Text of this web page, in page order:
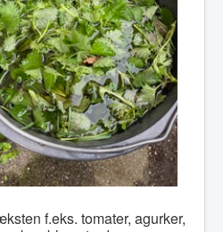
f.eks. tomater, agurker,